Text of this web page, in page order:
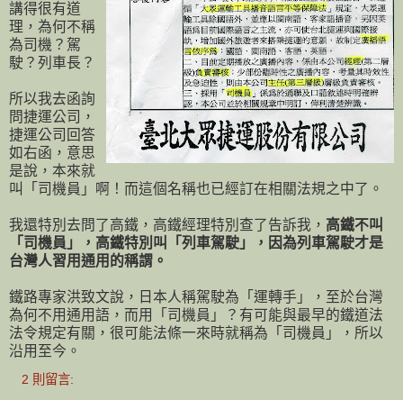
講得很有道
理，為何不稱
為司機？駕
駛？列車長？
所以我去函詢
問捷運公司，
捷運公司回答
如右函，意思
是說，本來就
叫「司機員」啊！而這個名稱也已經訂在相關法規之中了。
我還特別去問了高鐵，高鐵經理特別查了告訴我， 高鐵不叫
「司機員」，高鐵特別叫「列車駕駛」，因為列車駕駛才是
台灣人習用通用的稱謂。
鐵路專家洪致文說，日本人稱駕駛為「運轉手」，至於台灣
為何不用通用語，而用「司機員」？有可能與最早的鐵道法
法令規定有關，很可能法條一來時就稱為「司機員」，所以
沿用至今。
2 則留言: